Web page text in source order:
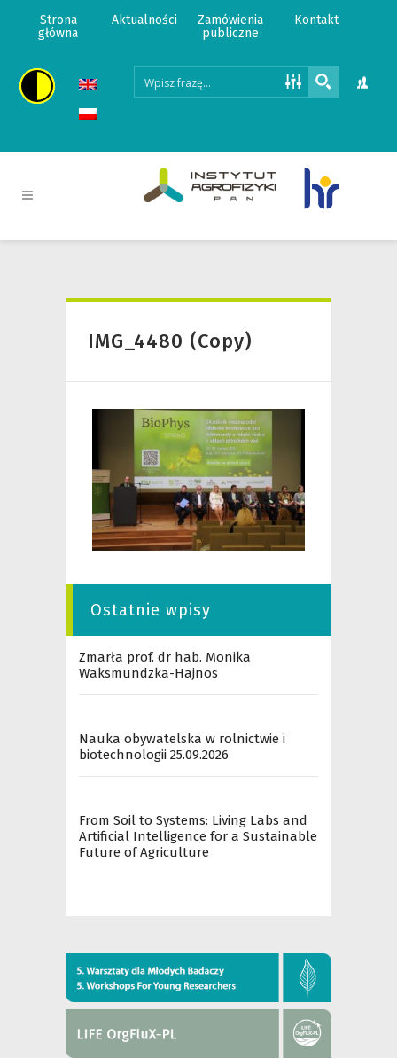
Strona
główna
Aktualności
Zamówienia
publiczne
Kontakt
IMG_4480 (Copy)
Ostatnie wpisy
Zmarła prof. dr hab. Monika
Waksmundzka-Hajnos
Nauka obywatelska w rolnictwie i
biotechnologii 25.09.2026
From Soil to Systems: Living Labs and
Artificial Intelligence for a Sustainable
Future of Agriculture